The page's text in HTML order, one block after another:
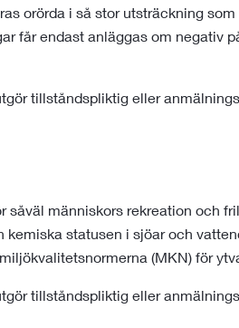
orörda i så stor utsträckning
får endast anläggas om negativ
tillståndspliktig eller
såväl människors rekreation och
kemiska statusen i sjöar och
(MKN) för
tillståndspliktig eller